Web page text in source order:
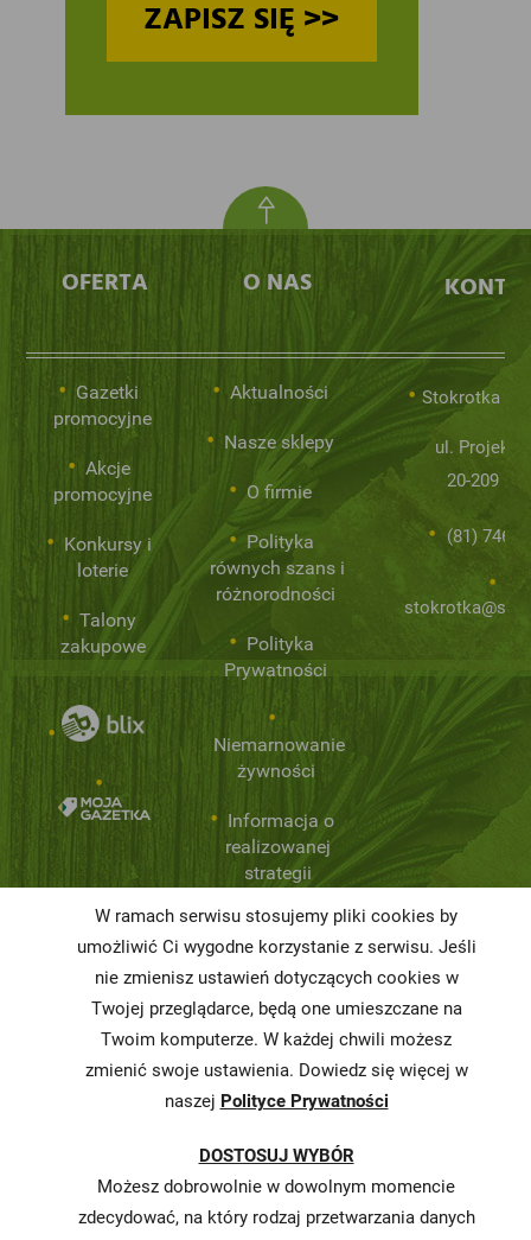
ZAPISZ SIĘ >>
OFERTA
Gazetki
promocyjne
Akcje
promocyjne
Konkursy i
loterie
Talony
zakupowe
O NAS
Aktualności
Nasze sklepy
O firmie
Polityka
równych szans i
różnorodności
Polityka
Prywatności
Niemarnowanie
żywności
Informacja o
realizowanej
strategii
Karty
charakterystyki
Butelkomaty
Stokrotka
ul.
20-209
(81) 746
W ramach serwisu stosujemy pliki cookies by
umożliwić Ci wygodne korzystanie z serwisu. Jeśli
nie zmienisz ustawień dotyczących cookies w
Twojej przeglądarce, będą one umieszczane na
Twoim komputerze. W każdej chwili możesz
zmienić swoje ustawienia. Dowiedz się więcej w
naszej Polityce Prywatności
DOSTOSUJ WYBÓR
Możesz dobrowolnie w dowolnym momencie
zdecydować, na który rodzaj przetwarzania danych